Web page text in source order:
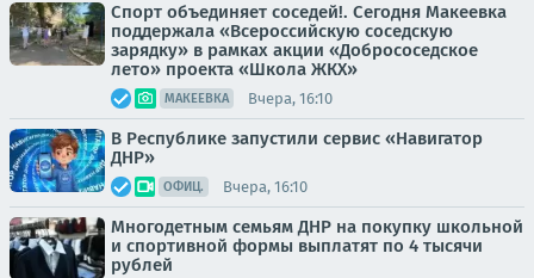
Спорт объединяет соседей!. Сегодня Макеевка
поддержала «Всероссийскую соседскую
зарядку» в рамках акции «Добрососедское
лето» проекта «Школа ЖКХ»
МАКЕЕВКА Вчера, 16:10
В Республике запустили сервис «Навигатор
ДНР»
ОФИЦ. Вчера, 16:10
Многодетным семьям ДНР на покупку школьной
и спортивной формы выплатят по 4 тысячи
рублей